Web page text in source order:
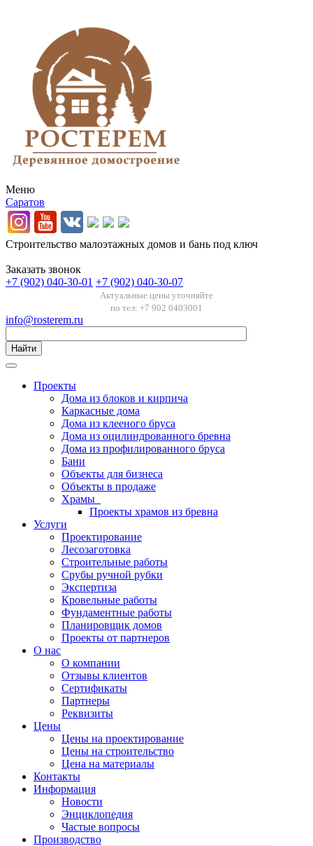
Меню
Саратов
Строительство малоэтажных домов и бань под ключ
Заказать звонок
+7 (902) 040-30-01 +7 (902) 040-30-07
Актуальные цены уточняйте
по тел: +7 902 0403001
info@rosterem.ru
Найти
Проекты
Дома из блоков и кирпича
Каркасные дома
Дома из клееного бруса
Дома из оцилиндрованного бревна
Дома из профилированного бруса
Бани
Объекты для бизнеса
Объекты в продаже
Храмы
Проекты храмов из бревна
Услуги
Проектирование
Лесозаготовка
Строительные работы
Срубы ручной рубки
Экспертиза
Кровельные работы
Фундаментные работы
Планировщик домов
Проекты от партнеров
О нас
О компании
Отзывы клиентов
Сертификаты
Партнеры
Реквизиты
Цены
Цены на проектирование
Цены на строительство
Цена на материалы
Контакты
Информация
Новости
Энциклопедия
Частые вопросы
Производство